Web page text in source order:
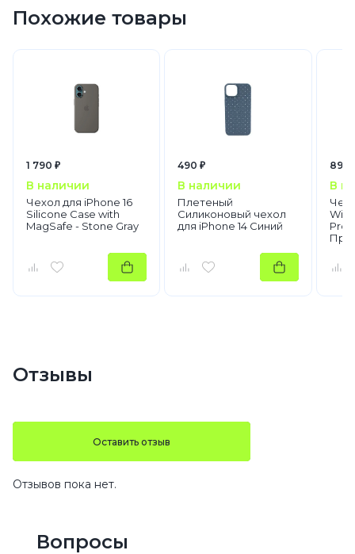
Похожие товары
1 790 ₽
В наличии
Чехол для iPhone 16
Silicone Case with
MagSafe - Stone Gray
490 ₽
В наличии
Плетеный
Силиконовый чехол
для iPhone 14 Синий
890
В
Отзывы
Оставить отзыв
Отзывов пока нет.
Вопросы